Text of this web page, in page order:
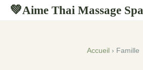
💚Aime Thai Massage Spa
Accueil › Famille